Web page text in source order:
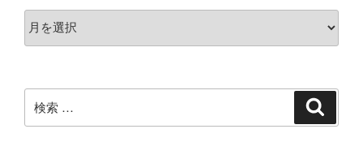
ー
索: